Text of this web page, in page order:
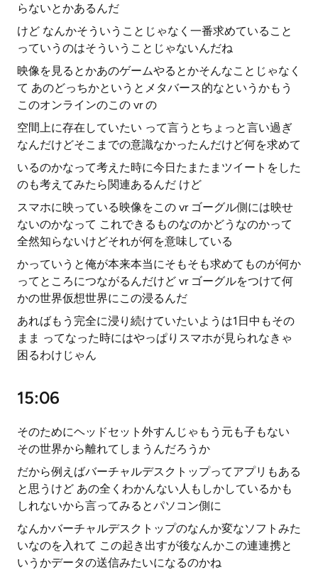
らないとかあるんだ
けど なんかそういうことじゃなく一番求めていること
っていうのはそういうことじゃないんだね
映像を見るとかあのゲームやるとかそんなことじゃなく
て あのどっちかというとメタバース的なというかもう
このオンラインのこの vr の
空間上に存在していたい って言うとちょっと言い過ぎ
なんだけどそこまでの意識なかったんだけど何を求めて
いるのかなって考えた時に今日たまたまツイートをした
のも考えてみたら関連あるんだ けど
スマホに映っている映像をこの vr ゴーグル側には映せ
ないのかなって これできるものなのかどうなのかって
全然知らないけどそれが何を意味している
かっていうと俺が本来本当にそもそも求めてものが何か
ってところにつながるんだけど vr ゴーグルをつけて何
かの世界仮想世界にこの浸るんだ
あればもう完全に浸り続けていたいようは1日中もその
まま ってなった時にはやっぱりスマホが見られなきゃ
困るわけじゃん
15:06
そのためにヘッドセット外すんじゃもう元も子もない
その世界から離れてしまうんだろうか
だから例えばバーチャルデスクトップってアプリもある
と思うけど あの全くわかんない人もしかしているかも
しれないから言ってみるとパソコン側に
なんかバーチャルデスクトップのなんか変なソフトみた
いなのを入れて この起き出すが後なんかこの連連携と
いうかデータの送信みたいになるのかね